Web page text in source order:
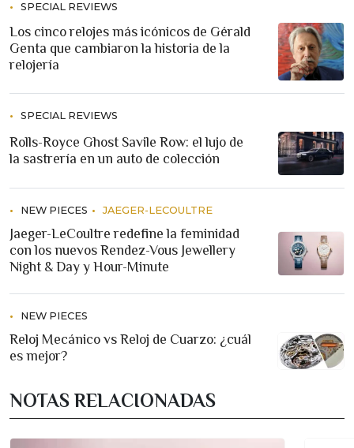
SPECIAL REVIEWS
Los cinco relojes más icónicos de Gérald
Genta que cambiaron la historia de la
relojería
SPECIAL REVIEWS
Rolls-Royce Ghost Savile Row: el lujo de
la sastrería en un auto de colección
NEW PIECES JAEGER-LECOULTRE
Jaeger-LeCoultre redefine la feminidad
con los nuevos Rendez-Vous Jewellery
Night & Day y Hour-Minute
NEW PIECES
Reloj Mecánico vs Reloj de Cuarzo: ¿cuál
es mejor?
NOTAS RELACIONADAS